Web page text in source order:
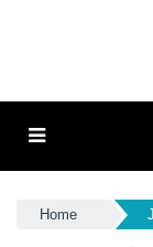
Home